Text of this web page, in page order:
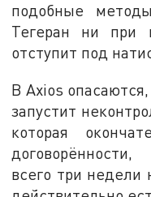
подобные
Тегеран ни при
отступит под
В Axios
запустит
которая
всего три недели